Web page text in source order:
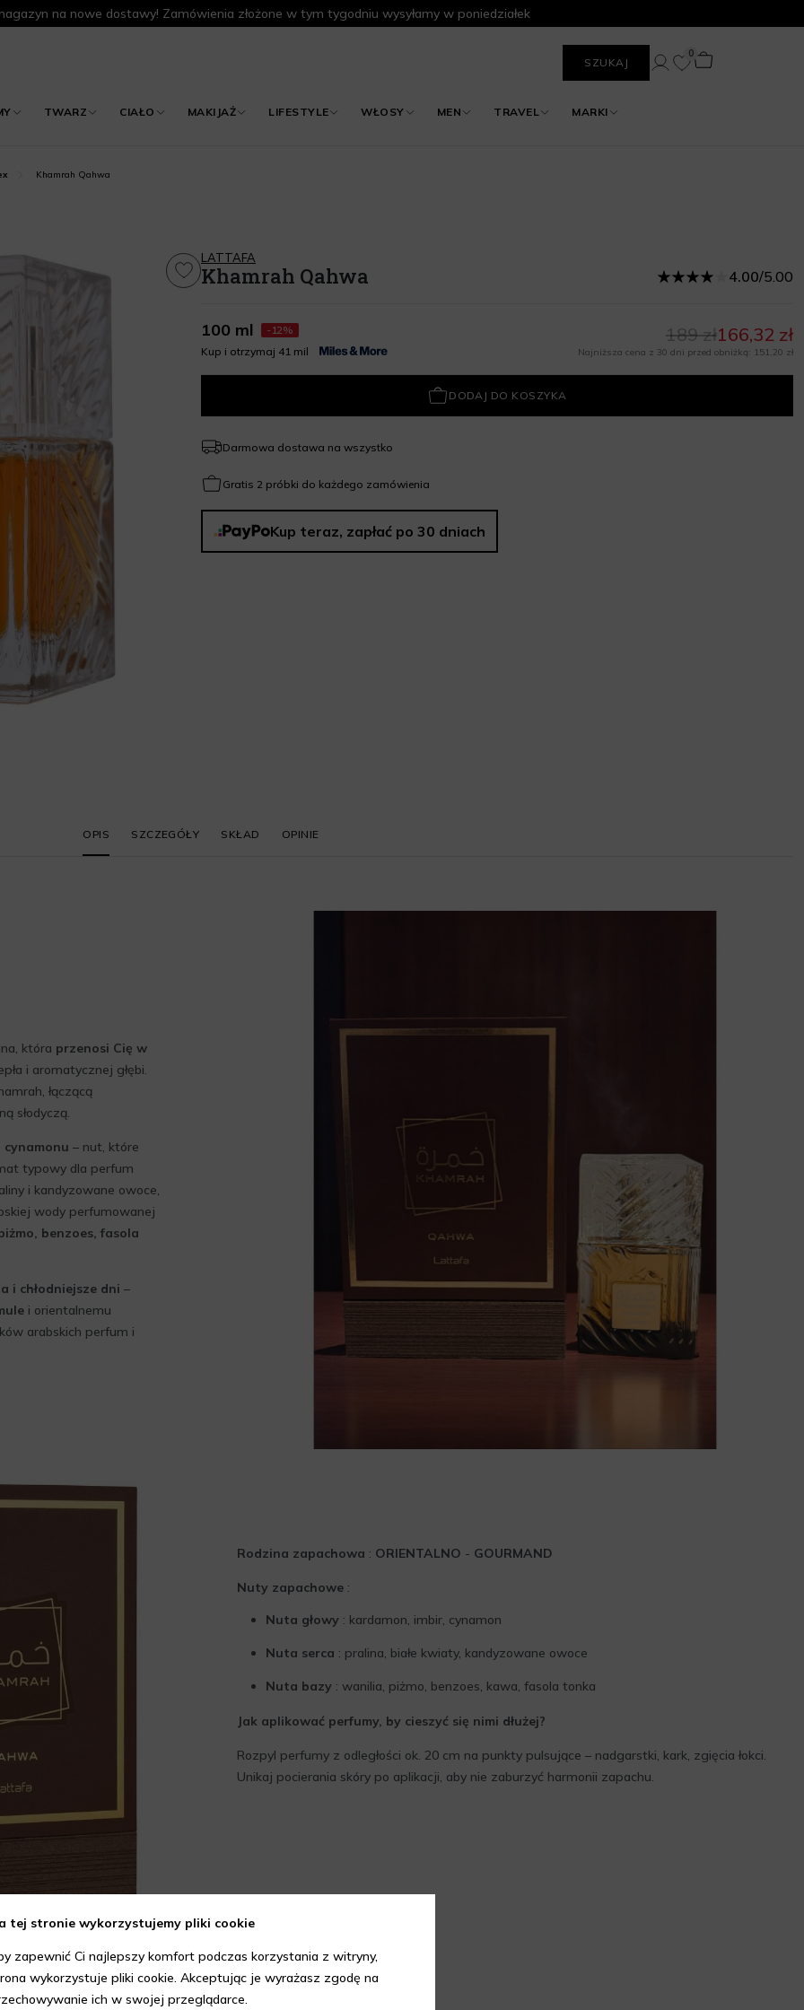
na nowe dostawy! Zamówienia złożone w tym tygodniu wysyłamy w poniedziałek
SZUKAJ
TWARZ CIAŁO MAKIJAŻ LIFESTYLE WŁOSY MEN TRAVEL MARKI
0
Khamrah Qahwa
LATTAFA
Khamrah Qahwa 4.00/5.00
100 ml
-12%
Kup i otrzymaj 41 mil
166,32 zł
189 zł
Najniższa cena z 30 dni przed obniżką: 151,20 zł
DODAJ DO KOSZYKA
Darmowa dostawa na wszystko
Gratis 2 próbki do każdego zamówienia
Kup teraz, zapłać po 30 dniach
OPIS SZCZEGÓŁY SKŁAD OPINIE
która przenosi Cię w
i aromatycznej głębi.
łączącą
słodyczą.
cynamonu – nut, które
typowy dla perfum
i kandyzowane owoce,
wody perfumowanej
benzoes, fasola
i chłodniejsze dni –
i orientalnemu
arabskich perfum i
Rodzina zapachowa : ORIENTALNO - GOURMAND
Nuty zapachowe:
Nuta głowy : kardamon, imbir, cynamon
Nuta serca : pralina, białe kwiaty, kandyzowane owoce
Nuta bazy : wanilia, piżmo, benzoes, kawa, fasola tonka
Jak aplikować perfumy, by cieszyć się nimi dłużej?
Rozpyl perfumy z odległości ok. 20 cm na punkty pulsujące – nadgarstki, kark, zgięcia łokci.
Unikaj pocierania skóry po aplikacji, aby nie zaburzyć harmonii zapachu.
tej stronie wykorzystujemy pliki cookie
zapewnić Ci najlepszy komfort podczas korzystania z witryny,
wykorzystuje pliki cookie. Akceptując je wyrażasz zgodę na
ich w swojej przeglądarce.